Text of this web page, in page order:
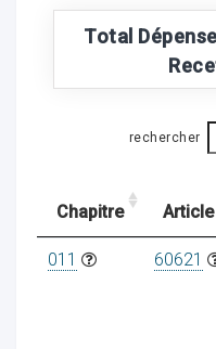
Total
rechercher
Chapitre Article
011 60621